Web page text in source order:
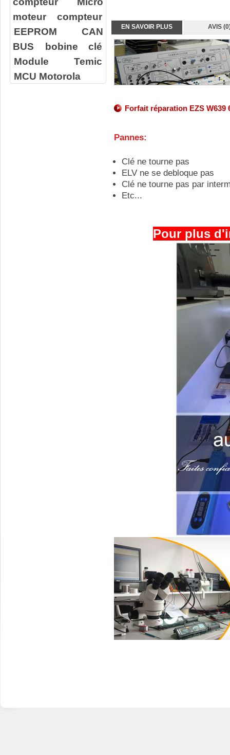
moteur compteur
EEPROM
CAN
BUS
bobine clé
Module Temic
MCU Motorola
EN SAVOIR PLUS AVIS
Forfait réparation EZS W639
Pannes:
Clé ne tourne pas
ELV ne se debloque pas
Clé ne tourne pas par
Etc...
Pour plus